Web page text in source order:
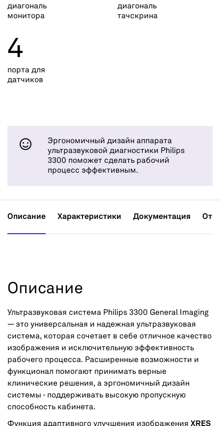
диагональ
монитора
диагональ
тачскрина
4
порта для
датчиков
Эргономичный дизайн аппарата
ультразвуковой диагностики Philips
3300 поможет сделать рабочий
процесс эффективным.
Описание Характеристики Документация
Описание
Ультразвуковая система Philips 3300 General Imaging
— это универсальная и надежная ультразвуковая
система, которая сочетает в себе отличное качество
изображения и исключительную эффективность
рабочего процесса. Расширенные возможности и
функционал помогают принимать верные
клинические решения, а эргономичный дизайн
системы - поддерживать высокую пропускную
способность кабинета.
Функция адаптивного улучшения изображения XRES